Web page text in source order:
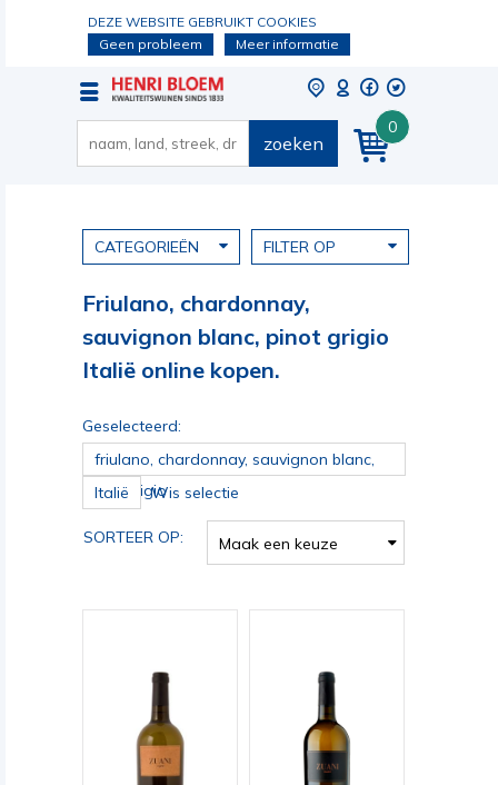
DEZE WEBSITE GEBRUIKT COOKIES
Geen probleem
Meer informatie
0
zoeken
CATEGORIEËN FILTER OP
Friulano, chardonnay,
sauvignon blanc, pinot grigio
Italië online kopen.
Geselecteerd:
friulano, chardonnay, sauvignon blanc,
pinot grigio
Italië Wis selectie
SORTEER OP: Maak een keuze